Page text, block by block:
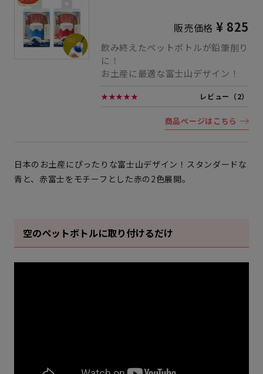
販売価格 ¥ 825
飲み終えたペットボトルが鉛筆削り
に！
お土産に最適な富士山デザイン！
★★★★★ レビュー（2）
商品ページはこちら
日本のお土産にぴったりな富士山デザイン！スタンダードな
青と、赤富士をモチーフとした赤の2色展開。
空のペットボトルに取り付けるだけ